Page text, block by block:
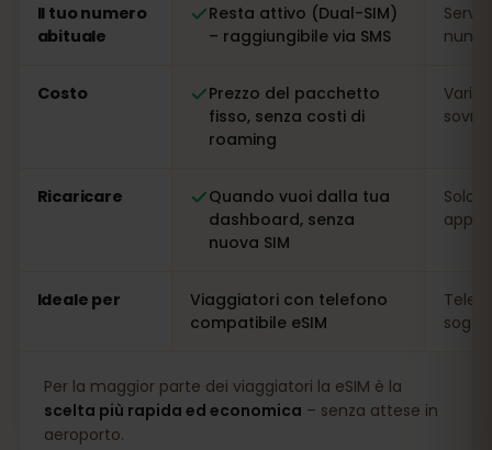
Il tuo numero
abituale
Resta attivo (Dual-SIM)
– raggiungibile via SMS
Costo
Prezzo del pacchetto
fisso, senza costi di
roaming
Ricaricare
Quando vuoi dalla tua
dashboard, senza
nuova SIM
Solo
app
Ideale per
Viaggiatori con telefono
compatibile eSIM
Per la maggior parte dei viaggiatori la eSIM è la
scelta più rapida ed economica – senza attese in
aeroporto.